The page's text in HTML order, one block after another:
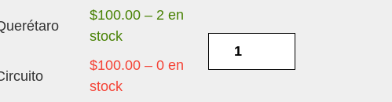
$100.00– 2 en
stock
$100.00– 0 en
stock